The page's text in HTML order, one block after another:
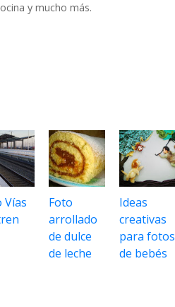
y mucho más.
Vías
Foto
arrollado
de dulce
de leche
Ideas
creativas
para fotos
de bebés